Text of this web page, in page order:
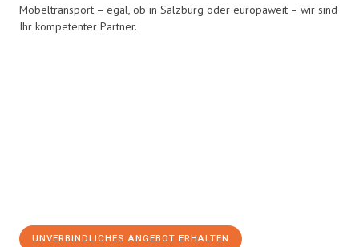
Möbeltransport – egal, ob in Salzburg oder europaweit – wir sind
Ihr kompetenter Partner.
UNVERBINDLICHES ANGEBOT ERHALTEN